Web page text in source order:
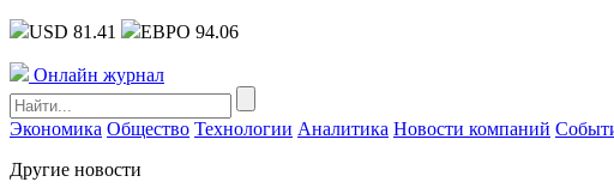
USD 81.41 ЕВРО 94.06
Онлайн журнал
Экономика Общество Технологии Аналитика Новости компаний
Другие новости